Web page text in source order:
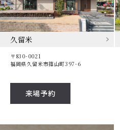
久留米
〒830-0021
福岡県久留米市篠山町397-6
来場予約